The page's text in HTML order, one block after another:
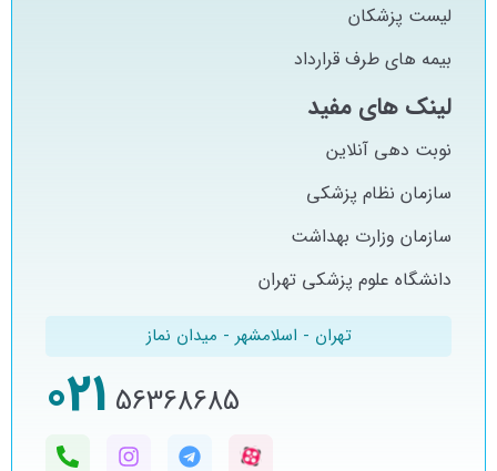
لیست پزشکان
بیمه های طرف قرارداد
لینک های مفید
نوبت دهی آنلاین
سازمان نظام پزشکی
سازمان وزارت بهداشت
دانشگاه علوم پزشکی تهران
تهران - اسلامشهر - میدان نماز
56368685
021